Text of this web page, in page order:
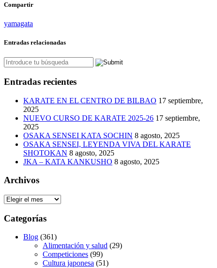
Compartir
yamagata
Entradas relacionadas
Entradas recientes
KARATE EN EL CENTRO DE BILBAO 17 septiembre,
2025
NUEVO CURSO DE KARATE 2025-26 17 septiembre,
2025
OSAKA SENSEI KATA SOCHIN 8 agosto, 2025
OSAKA SENSEI, LEYENDA VIVA DEL KARATE
SHOTOKAN 8 agosto, 2025
JKA – KATA KANKUSHO 8 agosto, 2025
Archivos
Archivos
Categorías
Blog (361)
Alimentación y salud (29)
Competiciones (99)
Cultura japonesa (51)